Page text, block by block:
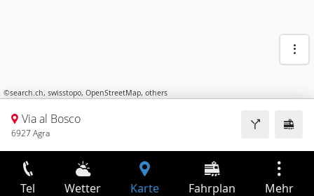
©search.ch, swisstopo, OpenStreetMap, others
Via al Bosco
6927 Agra
Tel Wetter Karte Fahrplan Mehr